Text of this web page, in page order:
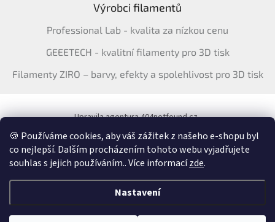
🍪 Používáme cookies, aby váš zážitek z našeho e-shopu byl
co nejlepší. Dalším procházením tohoto webu vyjadřujete
souhlas s jejich používáním.. Více informacízde.
Nastavení
Výrobci filamentů
Professional Lab - kvalita za nízkou cenu
GEEETECH - kvalitní filamenty pro 3D tisk
Filamenty ZIRO – barvy, efekty a spolehlivost pro 3D tisk
Upravila agentura 404notfound.cz
Katalog filamentů ERYONE pro ČR
Vytvořil Shoptet &